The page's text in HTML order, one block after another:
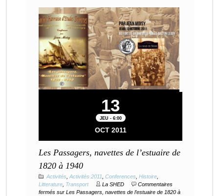
13
JEU - 6:00
OCT 2011
Les Passagers, navettes de l’estuaire de
1820 à 1940
Activités Activités 2011 Conferences Histoire
Litterature Transport La SHED
Commentaires
fermés sur Les Passagers, navettes de l’estuaire de 1820 à